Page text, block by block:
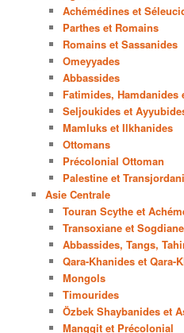
Achémédines et
Parthes et Romains
Romains et Sassanides
Omeyyades
Abbassides
Fatimides, Hamdanides
Seljoukides et
Mamluks et Ilkhanides
Ottomans
Précolonial Ottoman
Palestine et
Asie Centrale
Touran Scythe et
Transoxiane et
Abbassides, Tangs,
Qara-Khanides et Qara-
Mongols
Timourides
Özbek Shaybanides et
Manggit et Précolonial